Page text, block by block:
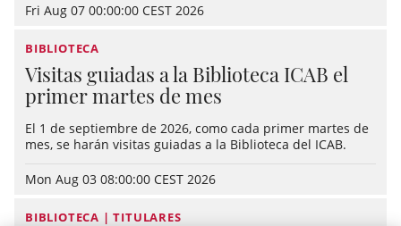
Fri Aug 07 00:00:00 CEST 2026
BIBLIOTECA
Visitas guiadas a la Biblioteca ICAB el
primer martes de mes
El 1 de septiembre de 2026, como cada primer martes de
mes, se harán visitas guiadas a la Biblioteca del ICAB.
Mon Aug 03 08:00:00 CEST 2026
BIBLIOTECA | TITULARES